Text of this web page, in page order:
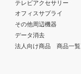
テレビアクセサリー
オフィスサプライ
その他周辺機器
データ消去
法人向け商品 商品一覧